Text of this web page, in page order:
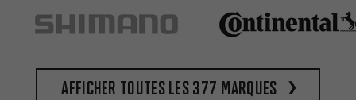
Afficher toutes les 377 marques